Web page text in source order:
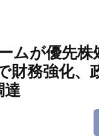
ムが優先株
財務強化、
達